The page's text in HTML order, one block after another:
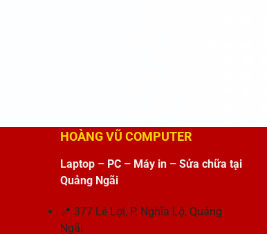
HOÀNG VŨ COMPUTER
Laptop – PC – Máy in – Sửa chữa tại
Quảng Ngãi
📍 377 Lê Lợi, P. Nghĩa Lộ, Quảng
Ngãi